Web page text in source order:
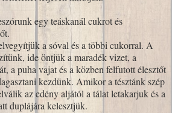
egy teáskanál cukrot és
a sóval és a többi cukorral. A
ide öntjük a maradék vizet, a
a puha vajat és a közben felfutott élesztőt
kezdünk. Amikor a tésztánk szép
az edény aljától a tálat letakarjuk és a
duplájára kelesztjük.